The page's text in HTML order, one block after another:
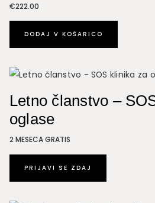
€222.00
DODAJ V KOŠARICO
Letno članstvo –
oglase
2 MESECA GRATIS
PRIJAVI SE ZDAJ